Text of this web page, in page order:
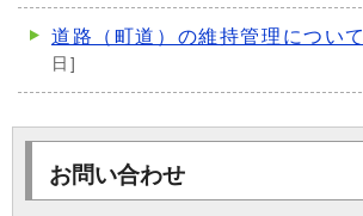
道路（町道）の維持管理について
日]
お問い合わせ